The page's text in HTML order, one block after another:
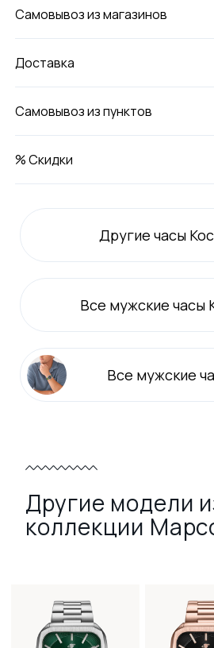
Самовывоз из магазинов
Доставка
Самовывоз из пунктов
% Скидки
Другие часы
Все мужские часы
Все мужские
Другие модели
коллекции